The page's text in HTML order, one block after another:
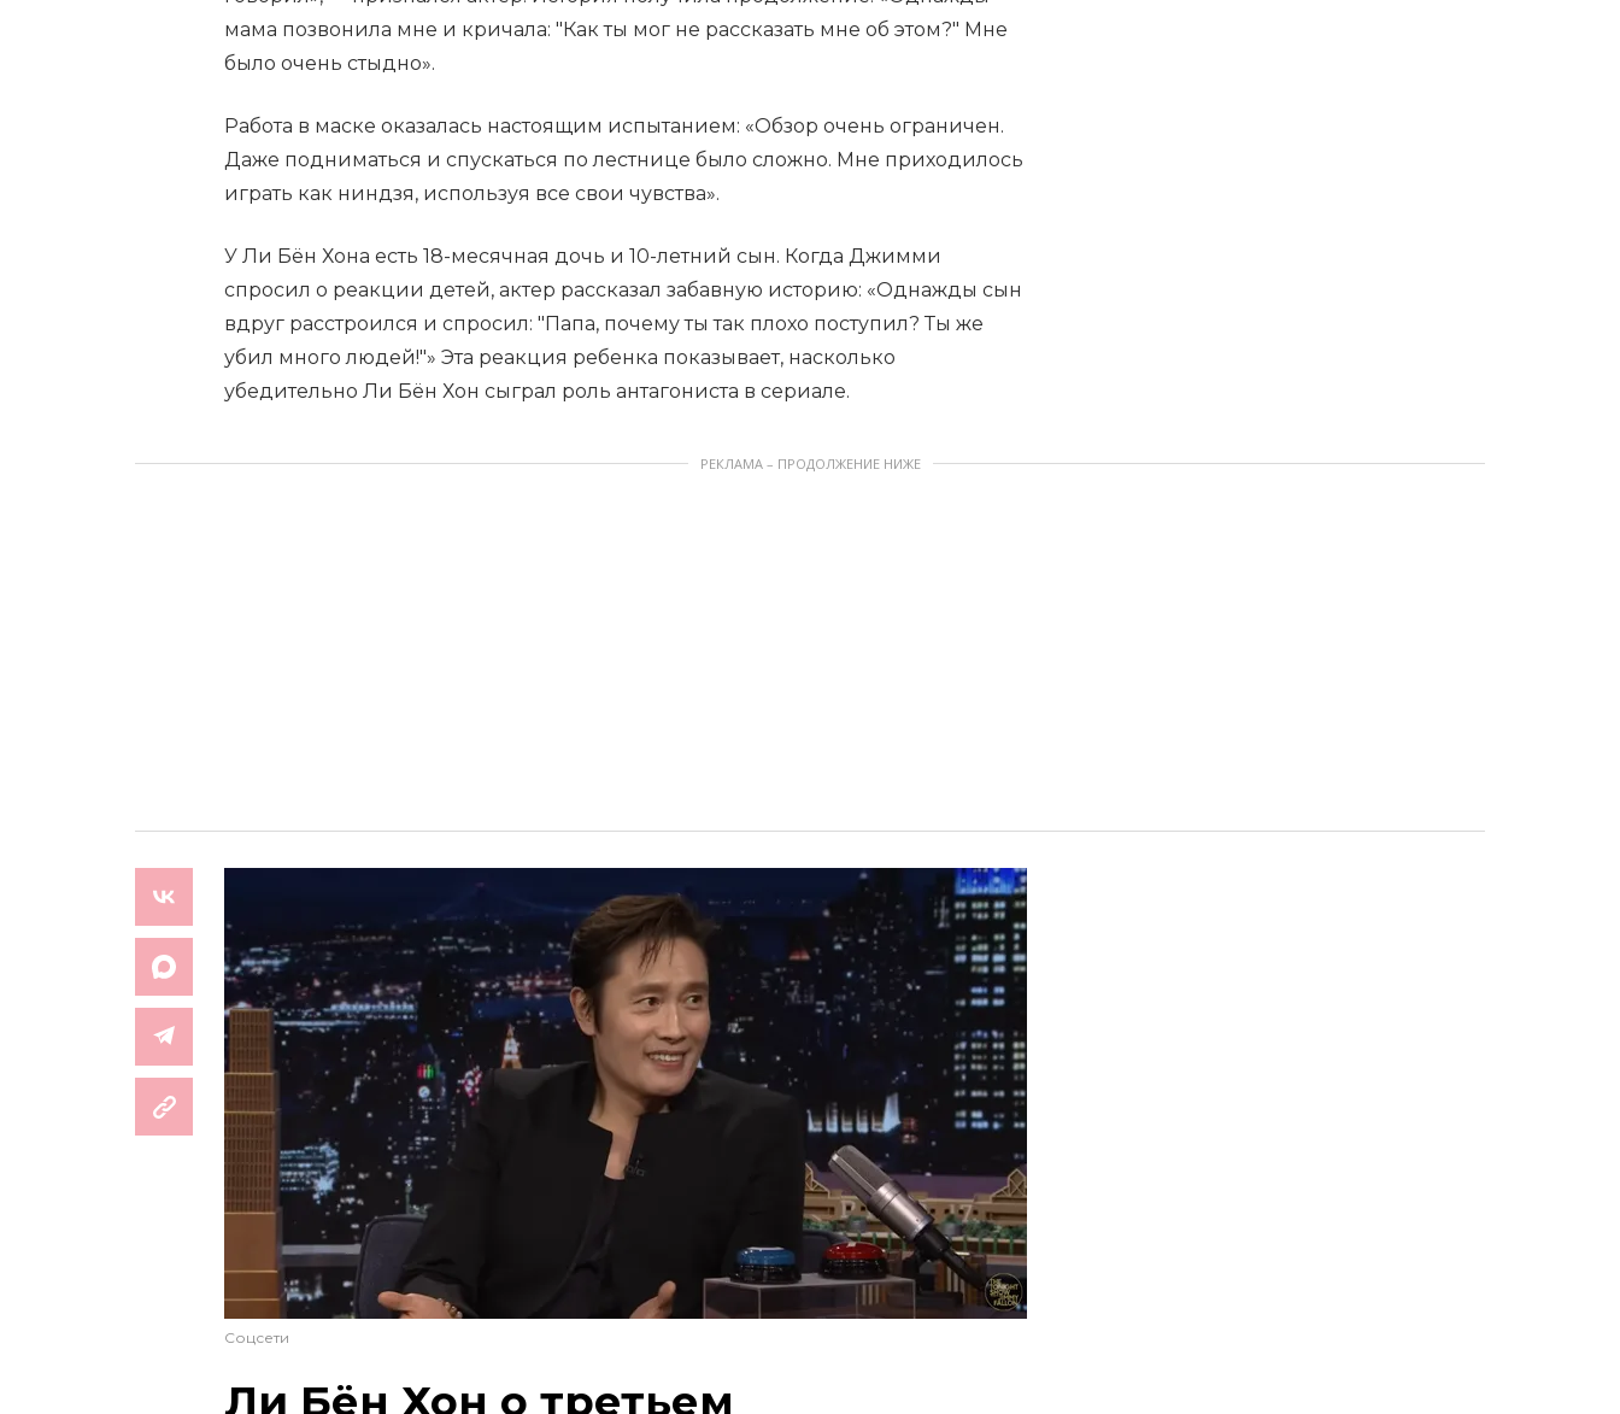
мама позвонила мне и кричала: "Как ты мог не рассказать мне об этом?" Мне
было очень стыдно».
Работа в маске оказалась настоящим испытанием: «Обзор очень ограничен.
Даже подниматься и спускаться по лестнице было сложно. Мне приходилось
играть как ниндзя, используя все свои чувства».
У Ли Бён Хона есть 18-месячная дочь и 10-летний сын. Когда Джимми
спросил о реакции детей, актер рассказал забавную историю: «Однажды сын
вдруг расстроился и спросил: "Папа, почему ты так плохо поступил? Ты же
убил много людей!"» Эта реакция ребенка показывает, насколько
убедительно Ли Бён Хон сыграл роль антагониста в сериале.
РЕКЛАМА – ПРОДОЛЖЕНИЕ НИЖЕ
Соцсети
Ли Бён Хон о третьем